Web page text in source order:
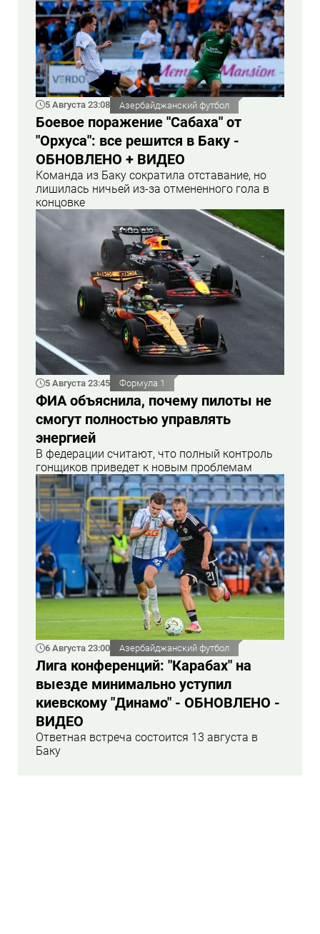
5 Августа 23:08 Азербайджанский футбол
Боевое поражение "Сабаха" от
"Орхуса": все решится в Баку -
ОБНОВЛЕНО + ВИДЕО
Команда из Баку сократила отставание, но
лишилась ничьей из-за отмененного гола в
концовке
5 Августа 23:45 Формула 1
ФИА объяснила, почему пилоты не
смогут полностью управлять
энергией
В федерации считают, что полный контроль
гонщиков приведет к новым проблемам
6 Августа 23:00 Азербайджанский футбол
Лига конференций: "Карабах" на
выезде минимально уступил
киевскому "Динамо" - ОБНОВЛЕНО -
ВИДЕО
Ответная встреча состоится 13 августа в
Баку